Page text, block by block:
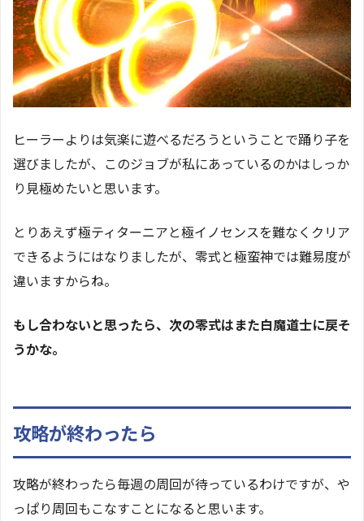
ヒーラーよりは気楽に遊べるだろうということで踊り子を
選びましたが、このジョブが私にあっているのかはしっか
り見極めたいと思います。
とりあえず極ティターニアと極イノセンスを難なくクリア
できるようにはなりましたが、零式と極蛮神では難易度が
違いますからね。
もし合わないと思ったら、次の零式はまた白魔道士に戻そ
うかな。
攻略が終わったら
攻略が終わったら毎週の周回が待っているわけですが、や
っぱり周回もこなすことになると思います。